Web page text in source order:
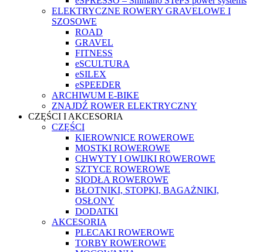
ELEKTRYCZNE ROWERY GRAVELOWE I
SZOSOWE
ROAD
GRAVEL
FITNESS
eSCULTURA
eSILEX
eSPEEDER
ARCHIWUM E-BIKE
ZNAJDŹ ROWER ELEKTRYCZNY
CZĘŚCI I AKCESORIA
CZĘŚCI
KIEROWNICE ROWEROWE
MOSTKI ROWEROWE
CHWYTY I OWIJKI ROWEROWE
SZTYCE ROWEROWE
SIODŁA ROWEROWE
BŁOTNIKI, STOPKI, BAGAŻNIKI,
OSŁONY
DODATKI
AKCESORIA
PLECAKI ROWEROWE
TORBY ROWEROWE